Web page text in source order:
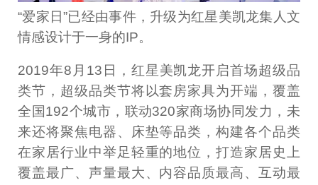
“爱家日”已经由事件，升级为红星美凯龙集人文
情感设计于一身的IP。
2019年8月13日，红星美凯龙开启首场超级品
类节，超级品类节将以套房家具为开端，覆盖
全国192个城市，联动320家商场协同发力，未
来还将聚焦电器、床垫等品类，构建各个品类
在家居行业中举足轻重的地位，打造家居史上
覆盖最广、声量最大、内容品质最高、互动最